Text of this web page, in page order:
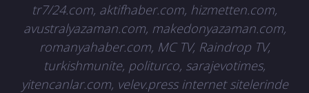
tr7/24.com, aktifhaber.com, hizmetten.com,
avustralyazaman.com, makedonyazaman.com,
romanyahaber.com, MC TV, Raindrop TV,
turkishmunite, politurco, sarajevotimes,
yitencanlar.com, velev.press internet sitelerinde